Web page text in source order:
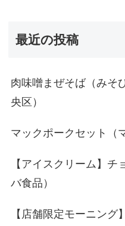
最近の投稿
肉味噌まぜそば（みそ
央区）
マックポークセット（
【アイスクリーム】チ
バ食品）
【店舗限定モーニング